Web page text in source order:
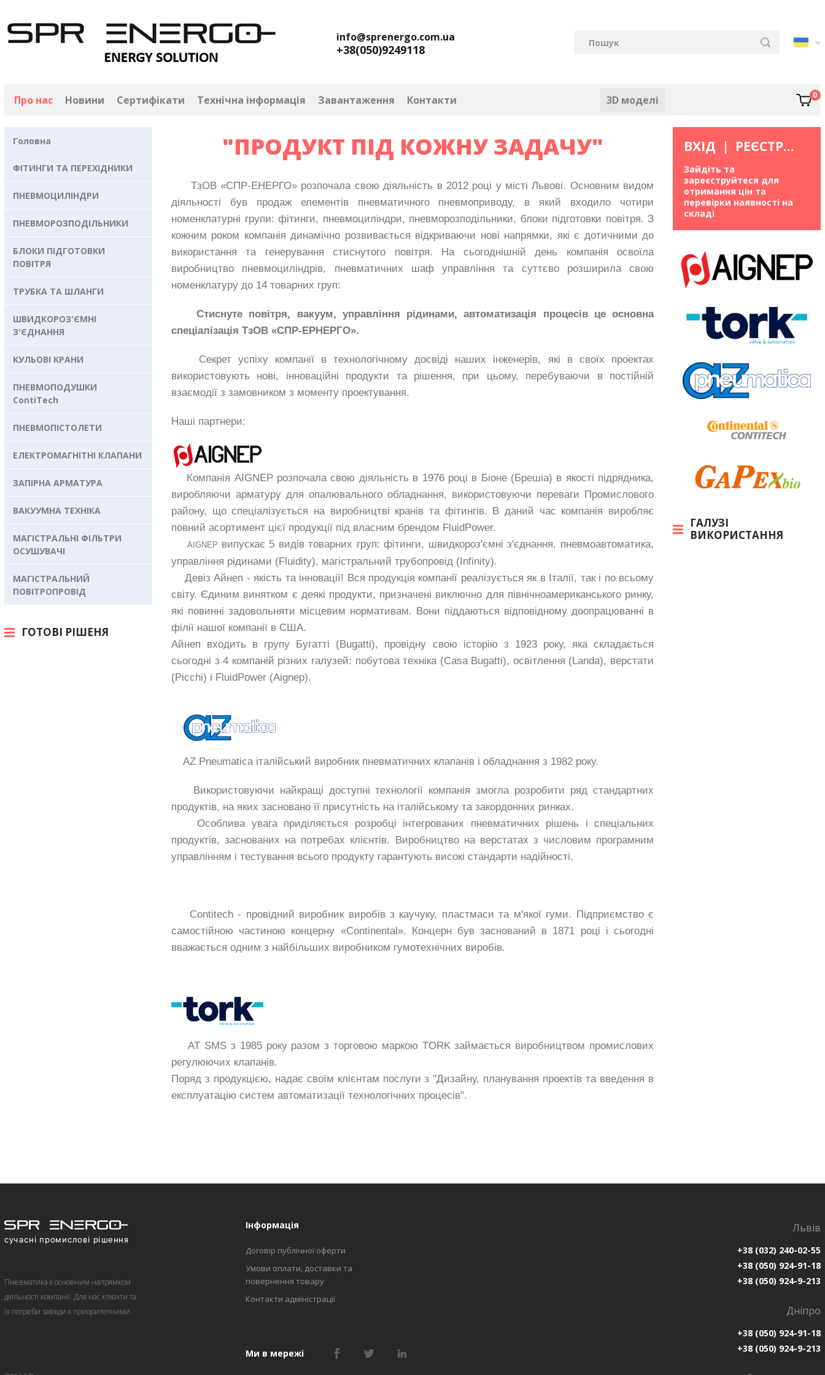
info@sprenergo.com.ua
+38(050)9249118
Про нас Новини Сертифікати Технічна інформація Завантаження Контакти 3D моделі 0
Головна
ФІТИНГИ ТА ПЕРЕХІДНИКИ
ПНЕВМОЦИЛІНДРИ
ПНЕВМОРОЗПОДІЛЬНИКИ
БЛОКИ ПІДГОТОВКИ
ПОВІТРЯ
ТРУБКА ТА ШЛАНГИ
ШВИДКОРОЗ'ЄМНІ
З'ЄДНАННЯ
КУЛЬОВІ КРАНИ
ПНЕВМОПОДУШКИ
ContiTech
ПНЕВМОПІСТОЛЕТИ
ЕЛЕКТРОМАГНІТНІ КЛАПАНИ
ЗАПІРНА АРМАТУРА
ВАКУУМНА ТЕХНІКА
МАГІСТРАЛЬНІ ФІЛЬТРИ
ОСУШУВАЧІ
МАГІСТРАЛЬНИЙ
ПОВІТРОПРОВІД
ГОТОВІ РІШЕНЯ
"ПРОДУКТ ПІД КОЖНУ ЗАДАЧУ"
ТзОВ «СПР-ЕНЕРГО» розпочала свою діяльність в 2012 році у місті Львові. Основним видом
діяльності був продаж елементів пневматичного пневмоприводу, в який входило чотири
номенклатурні групи: фітинги, пневмоциліндри, пневморозподільники, блоки підготовки повітря. З
кожним роком компанія динамічно розвивається відкриваючи нові напрямки, які є дотичними до
використання та генерування стиснутого повітря. На сьогоднішній день компанія освоїла
виробництво пневмоциліндрів, пневматичних шаф управління та суттєво розширила свою
номенклатуру до 14 товарних груп:
Стиснуте повітря, вакуум, управління рідинами, автоматизація процесів це основна
спеціалізація ТзОВ «СПР-ЕРНЕРГО».
Секрет успіху компанії в технологічному досвіді наших інженерів, які в своїх проектах
використовують нові, інноваційні продукти та рішення, при цьому, перебуваючи в постійній
взаємодії з замовником з моменту проектування.
Наші партнери:
Компанія AIGNEP розпочала свою діяльність в 1976 році в Біоне (Брешіа) в якості підрядника,
виробляючи арматуру для опалювального обладнання, використовуючи переваги Промислового
району, що спеціалізується на виробництві кранів та фітингів. В даний час компанія виробляє
повний асортимент цієї продукції під власним брендом FluidPower.
AIGNEP випускає 5 видів товарних груп: фітинги, швидкороз'ємні з'єднання, пневмоавтоматика,
управління рідинами (Fluidity), магістральний трубопровід (Infinity).
Девіз Айнеп - якість та інновації! Вся продукція компанії реалізується як в Італії, так і по всьому
світу. Єдиним винятком є деякі продукти, призначені виключно для північноамериканського ринку,
які повинні задовольняти місцевим нормативам. Вони піддаються відповідному доопрацюванні в
філії нашої компанії в США.
Айнеп входить в групу Бугатті (Bugatti), провідну свою історію з 1923 року, яка складається
сьогодні з 4 компаній різних галузей: побутова техніка (Casa Bugatti), освітлення (Landa), верстати
(Picchi) і FluidPower (Aignep).
AZ Pneumatica італійський виробник пневматичних клапанів і обладнання з 1982 року.
Використовуючи найкращі доступні технології компанія змогла розробити ряд стандартних
продуктів, на яких засновано її присутність на італійському та закордонних ринках.
Особлива увага приділяється розробці інтегрованих пневматичних рішень і спеціальних
продуктів, заснованих на потребах клієнтів. Виробництво на верстатах з числовим програмним
управлінням і тестування всього продукту гарантують високі стандарти надійності.
Contitech - провідний виробник виробів з каучуку, пластмаси та м'якої гуми. Підприємство є
самостійною частиною концерну «Continental». Концерн був заснований в 1871 році і сьогодні
вважається одним з найбільших виробником гумотехнічних виробів.
АТ SMS з 1985 року разом з торговою маркою TORK займається виробництвом промислових
регулюючих клапанів.
Поряд з продукцією, надає своїм клієнтам послуги з "Дизайну, планування проектів та введення в
експлуатацію систем автоматизації технологічних процесів".
ВХІД | РЕЄСТРАЦІЯ
Зайдіть та
зареєструйтеся для
отримання цін та
перевірки наявності на
складі
ГАЛУЗІ
ВИКОРИСТАННЯ
Пневматика є основним напрямком
діяльності компанії. Для нас клієнти та
їх потреби завжди є приоритетними.
Інформація
Договір публічної оферти
Умови оплати, доставки та
повернення товару
Контакти адміністрації
Ми в мережі
Львів
+38 (032) 240-02-55
+38 (050) 924-91-18
+38 (050) 924-9-213
Дніпро
+38 (050) 924-91-18
+38 (050) 924-9-213